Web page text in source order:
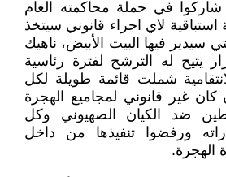
في حملة محاكمته العام
لاي اجراء قانوني سيتخذ
سيدير فيها البيت الأبيض، ناهيك
يتيح له الترشح لفترة رئاسية
شملت قائمة طويلة لكل
غير قانوني لمجاميع الهجرة
ضد الكيان الصهيوني وكل
ورفضوا تنفيذها من داخل
الهجرة.